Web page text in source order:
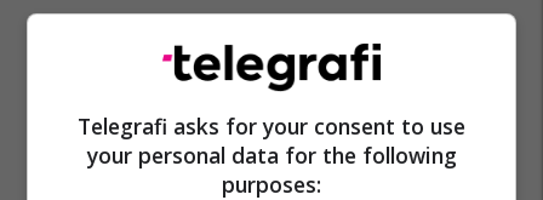
Telegrafi asks for your consent to use
your personal data for the following
purposes: